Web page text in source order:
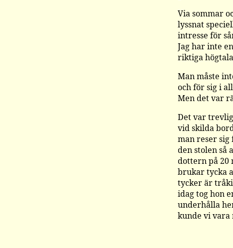
Via sommar
lyssnat
intresse för
Jag har inte
riktiga
Man måste
och för sig i
Men det var
Det var
vid skilda
man reser
den stolen så
dottern på 20
brukar tycka
tycker är
idag tog hon
underhålla
kunde vi vara